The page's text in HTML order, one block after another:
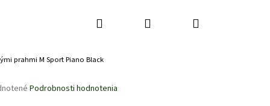
Hľadať PrihlásenieNákupný
prahmi M Sport Piano Black
Podrobnosti hodnotenia